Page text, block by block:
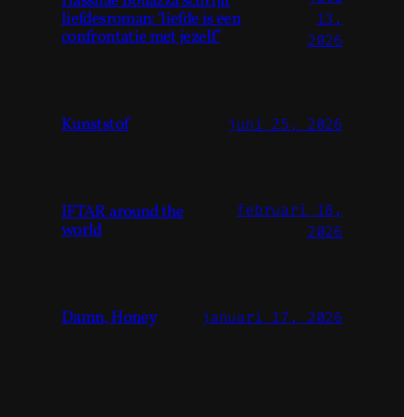
liefdesroman: ‘liefde is een
confrontatie met jezelf’
13,
2026
Kunststof juni 25, 2026
IFTAR around the
world
februari 18,
2026
Damn, Honey januari 17, 2026